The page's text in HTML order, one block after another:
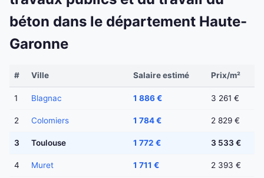
béton dans le département Haute-
Garonne
# Ville Salaire estimé Prix/m²
1 Blagnac 1 886 € 3 261 €
2 Colomiers 1 784 € 2 829 €
3 Toulouse 1 772 € 3 533 €
4 Muret 1 711 € 2 393 €